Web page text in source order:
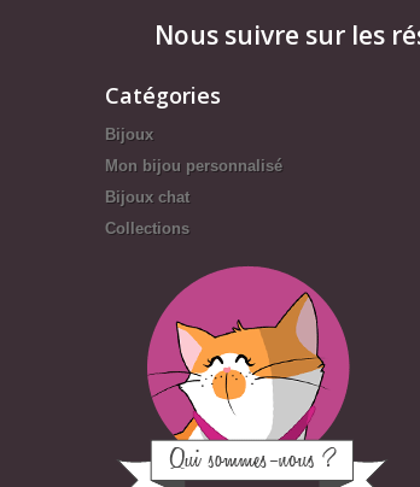
Nous suivre sur les
Catégories
Bijoux
Mon bijou personnalisé
Bijoux chat
Collections